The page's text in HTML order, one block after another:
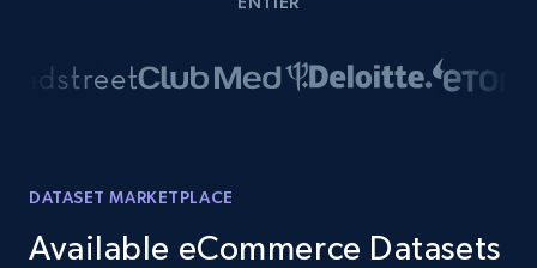
DATASET MARKETPLACE
Available eCommerce Datasets